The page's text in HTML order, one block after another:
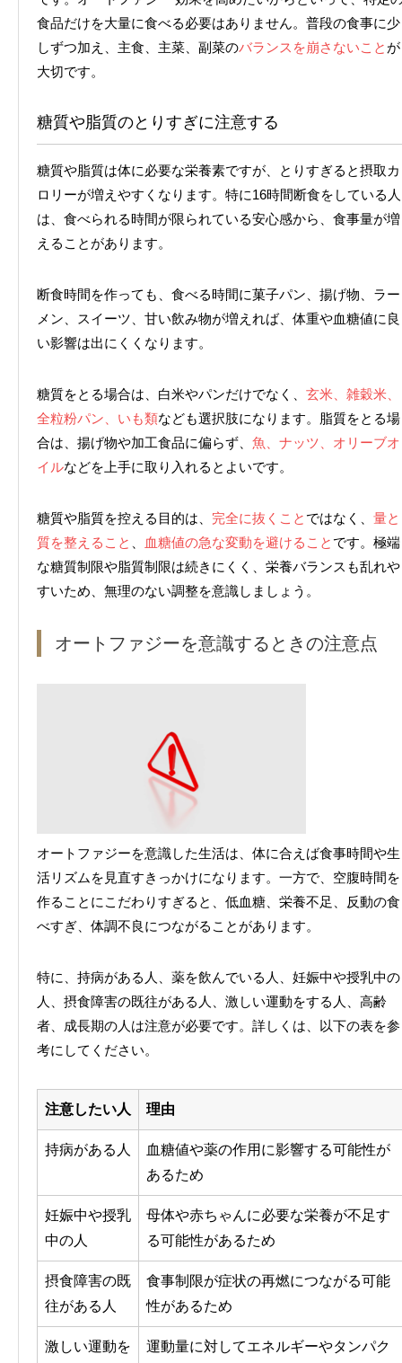
食品だけを大量に食べる必要はありません。普段の食事に少
しずつ加え、主食、主菜、副菜のバランスを崩さないこと が
大切です。
糖質や脂質のとりすぎに注意する
糖質や脂質は体に必要な栄養素ですが、とりすぎると摂取カ
ロリーが増えやすくなります。特に16時間断食をしている人
は、食べられる時間が限られている安心感から、食事量が増
えることがあります。
断食時間を作っても、食べる時間に菓子パン、揚げ物、ラー
メン、スイーツ、甘い飲み物が増えれば、体重や血糖値に良
い影響は出にくくなります。
糖質をとる場合は、白米やパンだけでなく、 玄米、雑穀米、
全粒粉パン、いも類なども選択肢になります。脂質をとる場
合は、揚げ物や加工食品に偏らず、 魚、ナッツ、オリーブオ
イルなどを上手に取り入れるとよいです。
糖質や脂質を控える目的は、 完全に抜くこと ではなく、 量と
質を整えること
血糖値の急な変動を避けること です。極端
な糖質制限や脂質制限は続きにくく、栄養バランスも乱れや
すいため、無理のない調整を意識しましょう。
オートファジーを意識するときの注意点
オートファジーを意識した生活は、体に合えば食事時間や生
活リズムを見直すきっかけになります。一方で、空腹時間を
作ることにこだわりすぎると、低血糖、栄養不足、反動の食
べすぎ、体調不良につながることがあります。
特に、持病がある人、薬を飲んでいる人、妊娠中や授乳中の
人、摂食障害の既往がある人、激しい運動をする人、高齢
者、成長期の人は注意が必要です。詳しくは、以下の表を参
考にしてください。
注意したい人 理由
持病がある人
血糖値や薬の作用に影響する可能性が
あるため
妊娠中や授乳
中の人
母体や赤ちゃんに必要な栄養が不足す
る可能性があるため
摂食障害の既
往がある人
食事制限が症状の再燃につながる可能
性があるため
激しい運動を
運動量に対してエネルギーやタンパク